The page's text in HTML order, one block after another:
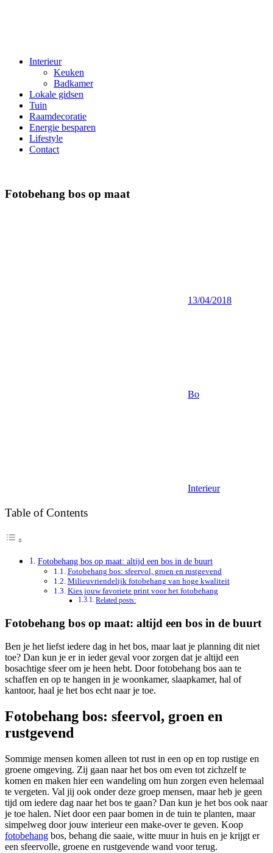
Interieur
Keuken
Badkamer
Lokale gidsen
Tuin
Raamdecoratie
Energie besparen
Lifestyle
Contact
Fotobehang bos op maat
13/04/2018
Bo
Interieur
Table of Contents
Fotobehang bos op maat: altijd een bos in de buurt
Fotobehang bos: sfeervol, groen en rustgevend
Milieuvriendelijk fotobehang van hoge kwaliteit
Kies jouw favoriete print voor het fotobehang
Related posts:
Fotobehang bos op maat: altijd een bos in de buurt
Ben je het liefst iedere dag in het bos, maar laat je planning dit niet
toe? Dan kun je er in ieder geval voor zorgen dat je altijd een
bosachtige sfeer om je heen hebt. Door fotobehang bos aan te
schaffen en op te hangen in je woonkamer, slaapkamer, hal of
kantoor, haal je het bos echt naar je toe.
Fotobehang bos: sfeervol, groen en
rustgevend
Sommige mensen komen alleen tot rust in een op en top rustige en
groene omgeving. Zij gaan naar het bos om even tot zichzelf te
komen en maken hier een wandeling om hun zorgen even helemaal
te vergeten. Val jij ook onder deze groep mensen, maar heb je geen
tijd om iedere dag naar het bos te gaan? Dan kun je het bos ook naar
je toe halen. Niet door een paar bomen in de tuin te planten, maar
simpelweg door jouw interieur een make-over te geven. Koop
fotobehang bos, behang die saaie, witte muur in huis en je krijgt er
een sfeervolle, groene en rustgevende wand voor terug.